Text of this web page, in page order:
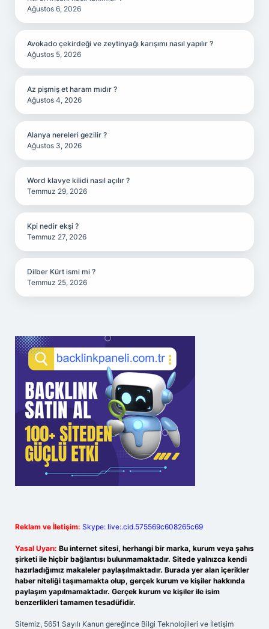
Ağustos 6, 2026
Avokado çekirdeği ve zeytinyağı karışımı nasıl yapılır ?
Ağustos 5, 2026
Az pişmiş et haram mıdır ?
Ağustos 4, 2026
Alanya nereleri gezilir ?
Ağustos 3, 2026
Word klavye kilidi nasıl açılır ?
Temmuz 29, 2026
Kpi nedir ekşi ?
Temmuz 27, 2026
Dilber Kürt ismi mi ?
Temmuz 25, 2026
Reklam ve İletişim: Skype: live:.cid.575569c608265c69
Yasal Uyarı: Bu internet sitesi, herhangi bir marka, kurum veya şahıs
şirketi ile hiçbir bağlantısı bulunmamaktadır. Sitede yalnızca kendi
hazırladığımız makaleler paylaşılmaktadır. Burada yer alan içerikler
haber niteliği taşımamakta olup, gerçek kurum ve kişiler hakkında
paylaşım yapılmamaktadır. Gerçek kurum ve kişiler ile isim
benzerlikleri tamamen tesadüfidir.
Sitemiz, 5651 Sayılı Kanun gereğince Bilgi Teknolojileri ve İletişim